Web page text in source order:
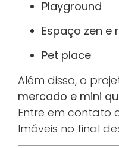
Playground
Espaço zen e
Pet place
Além disso, o
mercado e mini
Entre em contato
Imóveis no final